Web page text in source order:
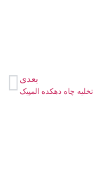
بعدی
تخلیه چاه دهکده المپیک